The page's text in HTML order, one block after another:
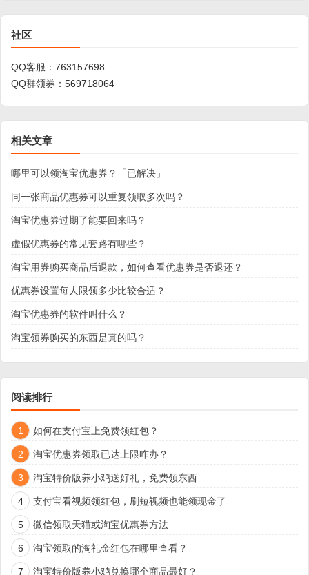
社区
QQ客服： 763157698
QQ群领券： 569718064
相关文章
哪里可以领淘宝优惠券？「已解决」
同一张商品优惠券可以重复领取多次吗？
淘宝优惠券过期了能要回来吗？
虚假优惠券的常见套路有哪些？
淘宝用券购买商品后退款，如何查看优惠券是否退还？
优惠券设置每人限领多少比较合适？
淘宝优惠券的软件叫什么？
淘宝领券购买的东西是真的吗？
阅读排行
1 如何在支付宝上免费领红包？
2 淘宝优惠券领取已达上限咋办？
3 淘宝特价版养小鸡送好礼，免费领东西
4 支付宝看视频领红包，刷短视频也能领现金了
5 微信领取天猫或淘宝优惠券方法
6 淘宝领取的淘礼金红包在哪里查看？
7 淘宝特价版养小鸡兑换哪个商品最好？